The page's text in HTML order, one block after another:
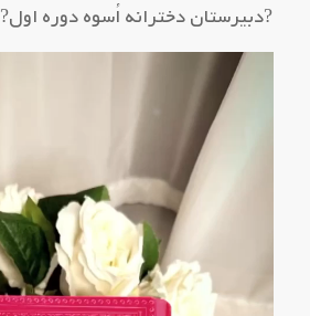
?دبیرستان دخترانه اُسوه دوره اول?